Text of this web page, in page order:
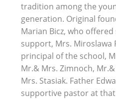
tradition among the
generation. Original
Marian Bicz, who
support, Mrs. Miroslawa
principal of the school,
Mr.& Mrs. Zimnoch,
Mrs. Stasiak. Father
supportive pastor at